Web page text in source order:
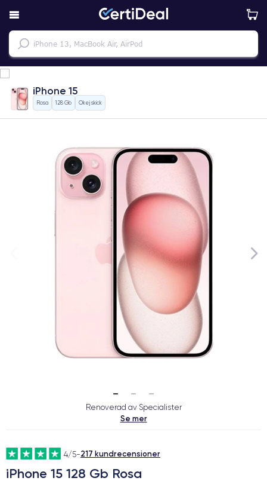
iPhone 15
Rosa 128 Gb Okej skick
Renoverad av Specialister
Se mer
4/5-217 kundrecensioner
iPhone 15 128 Gb Rosa